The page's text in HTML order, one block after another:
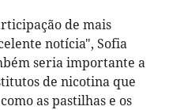
de mais
notícia", Sofia
seria importante a
de nicotina que
as pastilhas e os